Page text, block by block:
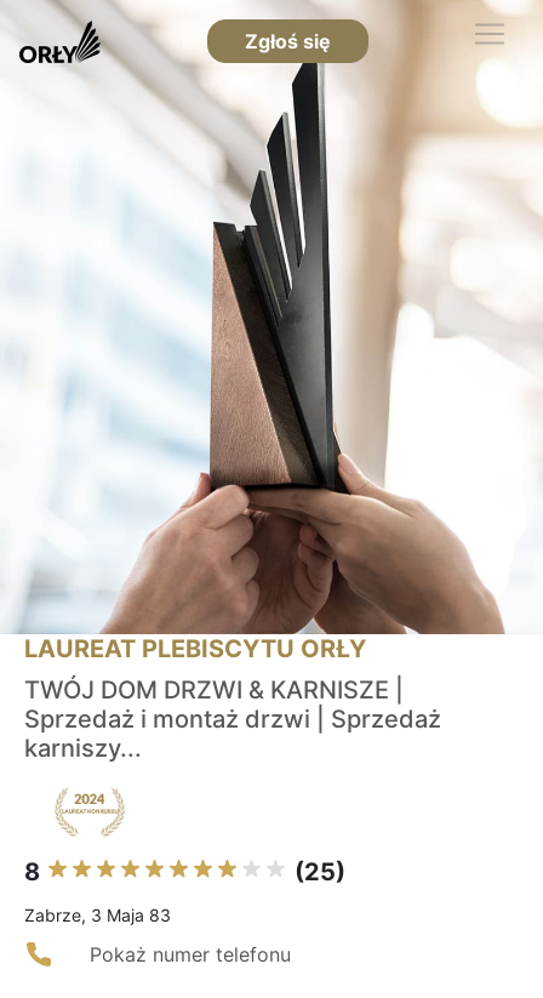
Zgłoś się
LAUREAT PLEBISCYTU ORŁY
TWÓJ DOM DRZWI & KARNISZE |
Sprzedaż i montaż drzwi | Sprzedaż
karniszy...
8 (25)
Zabrze, 3 Maja 83
Pokaż numer telefonu